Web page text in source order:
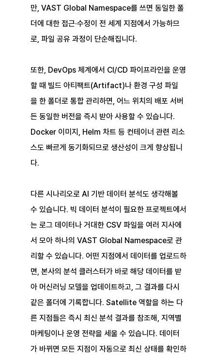
만, VAST Global Namespace를 쓰면 동일한 폴
더에 대한 접근·수정이 전 세계 지점에서 가능하므
로, 파일 공유 과정이 단순해집니다.
또한, DevOps 체계에서 CI/CD 파이프라인을 운영
할 때 빌드 아티팩트(Artifact)나 환경 구성 파일
을 한 폴더로 통합 관리하면, 어느 위치의 배포 서버
든 동일한 버전을 즉시 받아 사용할 수 있습니다.
Docker 이미지, Helm 차트 등 컨테이너 관련 리소
스도 빠르게 동기화되므로 생산성이 크게 향상됩니
다.
다른 시나리오로 AI 기반 데이터 분석도 생각해볼
수 있습니다. 빅 데이터 분석이 필요한 프로젝트에서
는 로그 데이터나 거대한 CSV 파일을 여러 지사에
서 모아 하나의 VAST Global Namespace로 관
리할 수 있습니다. 어떤 지점에서 데이터를 업로드하
면, 본사의 분석 클러스터가 바로 해당 데이터를 받
아 머신러닝 모델을 업데이트하고, 그 결과를 다시
같은 폴더에 기록합니다. Satellite 역할을 하는 다
른 지점들은 즉시 최신 분석 결과를 참조해, 지역별
마케팅이나 운영 전략을 세울 수 있습니다. 데이터
가 바뀌면 모든 지점이 자동으로 최신 상태를 확인하